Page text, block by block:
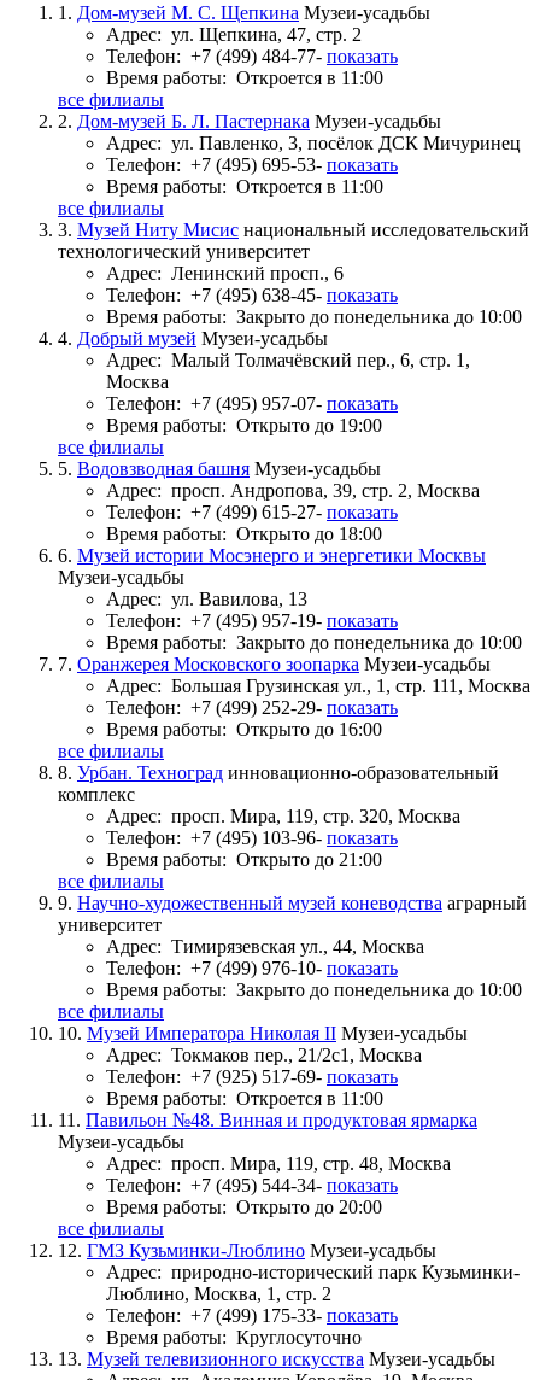
1. Дом-музей М. С. Щепкина Музеи-усадьбы
Адрес: ул. Щепкина, 47, стр. 2
Телефон: +7 (499) 484-77- показать
Время работы: Откроется в 11:00
все филиалы
2. Дом-музей Б. Л. Пастернака Музеи-усадьбы
Адрес: ул. Павленко, 3, посёлок ДСК Мичуринец
Телефон: +7 (495) 695-53- показать
Время работы: Откроется в 11:00
все филиалы
3. Музей Ниту Мисис национальный исследовательский
технологический университет
Адрес: Ленинский просп., 6
Телефон: +7 (495) 638-45- показать
Время работы: Закрыто до понедельника до 10:00
4. Добрый музей Музеи-усадьбы
Адрес: Малый Толмачёвский пер., 6, стр. 1,
Москва
Телефон: +7 (495) 957-07- показать
Время работы: Открыто до 19:00
все филиалы
5. Водовзводная башня Музеи-усадьбы
Адрес: просп. Андропова, 39, стр. 2, Москва
Телефон: +7 (499) 615-27- показать
Время работы: Открыто до 18:00
6. Музей истории Мосэнерго и энергетики Москвы
Музеи-усадьбы
Адрес: ул. Вавилова, 13
Телефон: +7 (495) 957-19- показать
Время работы: Закрыто до понедельника до 10:00
7. Оранжерея Московского зоопарка Музеи-усадьбы
Адрес: Большая Грузинская ул., 1, стр. 111, Москва
Телефон: +7 (499) 252-29- показать
Время работы: Открыто до 16:00
все филиалы
8. Урбан. Техноград инновационно-образовательный
комплекс
Адрес: просп. Мира, 119, стр. 320, Москва
Телефон: +7 (495) 103-96- показать
Время работы: Открыто до 21:00
все филиалы
9. Научно-художественный музей коневодства аграрный
университет
Адрес: Тимирязевская ул., 44, Москва
Телефон: +7 (499) 976-10- показать
Время работы: Закрыто до понедельника до 10:00
все филиалы
10. Музей Императора Николая II Музеи-усадьбы
Адрес: Токмаков пер., 21/2с1, Москва
Телефон: +7 (925) 517-69- показать
Время работы: Откроется в 11:00
11. Павильон №48. Винная и продуктовая ярмарка
Музеи-усадьбы
Адрес: просп. Мира, 119, стр. 48, Москва
Телефон: +7 (495) 544-34- показать
Время работы: Открыто до 20:00
все филиалы
12. ГМЗ Кузьминки-Люблино Музеи-усадьбы
Адрес: природно-исторический парк Кузьминки-
Люблино, Москва, 1, стр. 2
Телефон: +7 (499) 175-33- показать
Время работы: Круглосуточно
13. Музей телевизионного искусства Музеи-усадьбы